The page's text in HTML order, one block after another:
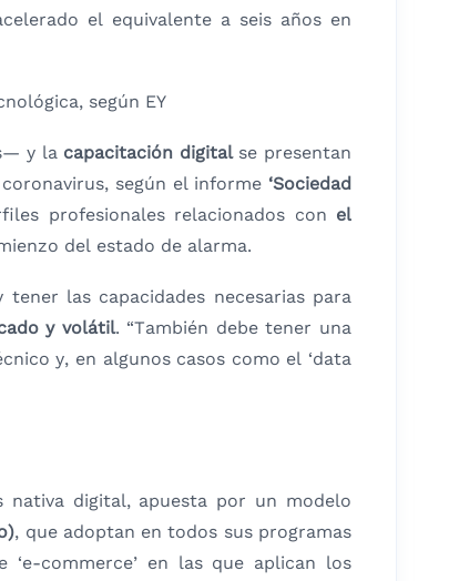
el equivalente a seis años en
según EY
y la capacitación digital se presentan
según el informe ‘Sociedad
profesionales relacionados con el
del estado de alarma.
las capacidades necesarias para
y volátil. “También debe tener una
y, en algunos casos como el ‘data
nativa digital, apuesta por un modelo
, que adoptan en todos sus programas
commerce’ en las que aplican los